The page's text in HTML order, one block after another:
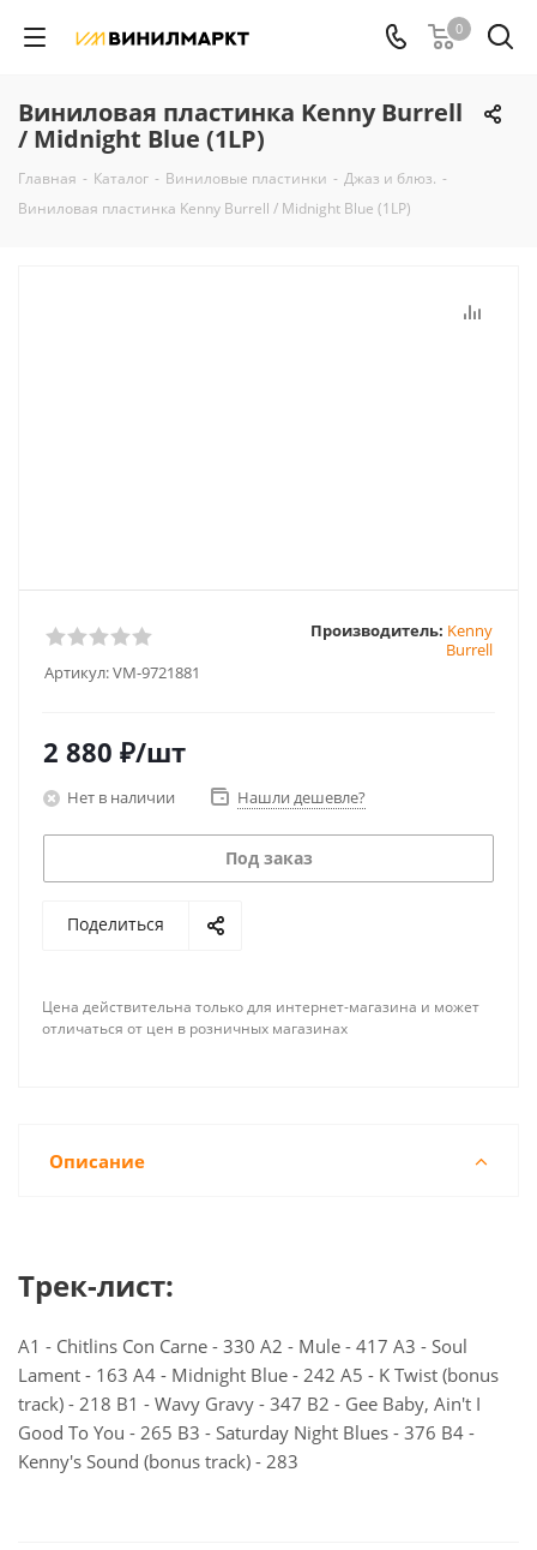
0
Виниловая пластинка Kenny Burrell
/ Midnight Blue (1LP)
Главная - Каталог - Виниловые пластинки - Джаз и блюз. -
Виниловая пластинка Kenny Burrell / Midnight Blue (1LP)
Артикул:VM-9721881
Производитель: Kenny
Burrell
2 880 ₽/шт
Нет в наличии Нашли дешевле?
Под заказ
Поделиться
Цена действительна только для интернет-магазина и может
отличаться от цен в розничных магазинах
Описание
Трек-лист:
A1 - Chitlins Con Carne - 330 A2 - Mule - 417 A3 - Soul
Lament - 163 A4 - Midnight Blue - 242 A5 - K Twist (bonus
track) - 218 B1 - Wavy Gravy - 347 B2 - Gee Baby, Ain't I
Good To You - 265 B3 - Saturday Night Blues - 376 B4 -
Kenny's Sound (bonus track) - 283